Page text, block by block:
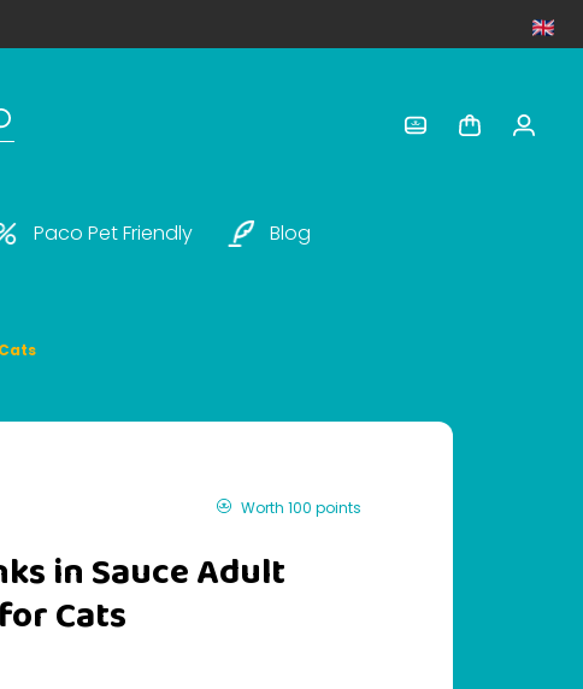
Paco Pet Friendly Blog
Worth 100 points
in Sauce Adult
Cats